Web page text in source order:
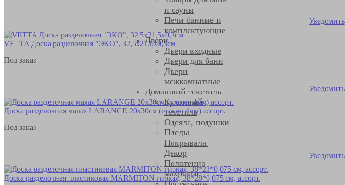
и сауны
Печи банные и
комплектующие
Двери
Двери входные
Двери для бани
Двери
межкомнатные
Домашний текстиль
Кухонный
текстиль
Одеяла, подушки
Пледы.
Покрывала.
Декор
Полотенца
махровые
Уведомить
VETTA Доска разделочная "ЭКО", 32,5х21,5х0,3см
Под заказ
Уведомить
Доска разделочная малая LARANGE 20x30см (стекло 4мм) ассорт.
Под заказ
Уведомить
Доска разделочная пластиковая MARMITON гибкая, 38*28*0,075 см, ассорт.